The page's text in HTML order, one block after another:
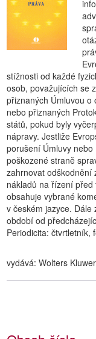
stížnosti od každé
osob, považujících se
přiznaných Úmluvou o
nebo přiznaných
států, pokud byly
nápravy. Jestliže
porušení Úmluvy
poškozené straně
zahrnovat odškodnění
nákladů na řízení
obsahuje vybrané
v českém jazyce.
období od
Periodicita: čtvrtletník,
vydává: Wolters